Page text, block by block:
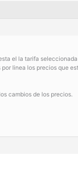
el la tarifa
linea los precios que
cambios de los precios.